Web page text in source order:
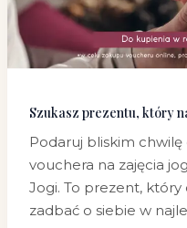
Szukasz prezentu, który
Podaruj bliskim
vouchera na zajęcia
Jogi. To prezent, który
zadbać o siebie w